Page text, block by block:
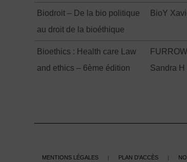
Biodroit – De la bio politique
au droit de la bioéthique
BioY
Bioethics : Health care Law
and ethics – 6ème édition
Sandra H
Mentions légales | Plan d'accès |